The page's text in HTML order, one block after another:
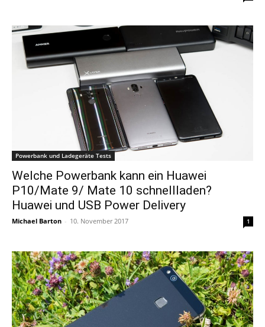
Powerbank und Ladegeräte Tests
Welche Powerbank kann ein Huawei
P10/Mate 9/ Mate 10 schnellladen?
Huawei und USB Power Delivery
Michael Barton - 10. November 2017 1